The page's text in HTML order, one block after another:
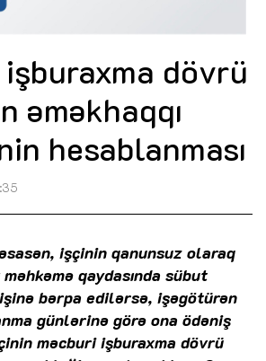
dövrü
əməkhaqqı
hesablanması
işçinin qanunsuz olaraq
məhkəmə qaydasında sübut
bərpa edilərsə, işəgötürən
günlərinə görə ona ödəniş
məcburi işburaxma dövrü